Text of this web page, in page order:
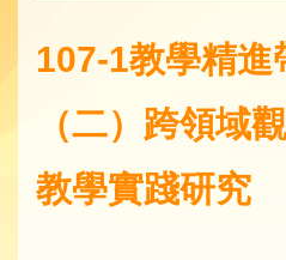
107-1教學精進
（二）跨領域
教學實踐研究